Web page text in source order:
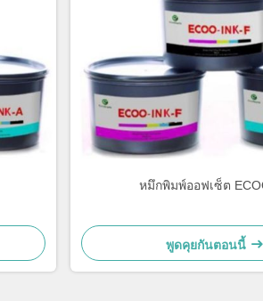
หมึกพิมพ์ออฟเซ็ต
พูดคุยกันตอนนี้